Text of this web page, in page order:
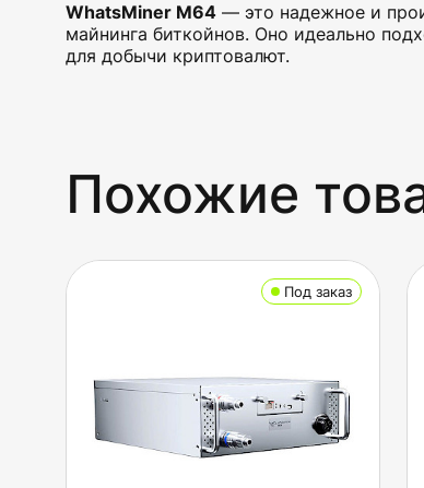
WhatsMiner M64 — это надежное и
майнинга биткойнов. Оно идеально
для добычи криптовалют.
Похожие
Под заказ